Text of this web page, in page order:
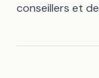
conseillers et